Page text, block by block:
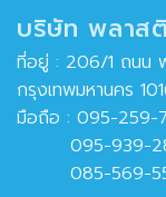
บริษัท พลาส
ที่อยู่ : 206/1 ถนน
กรุงเทพมหานคร
มือถือ : 095-259-
095-939-
085-569-